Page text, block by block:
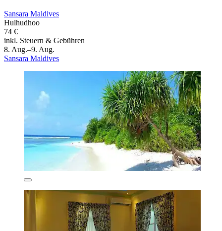
Sansara Maldives
Hulhudhoo
74 €
inkl. Steuern & Gebühren
8. Aug.–9. Aug.
Sansara Maldives